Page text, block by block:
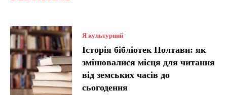
Я культурний
Історія бібліотек Полтави: як
змінювалися місця для читання
від земських часів до
сьогодення